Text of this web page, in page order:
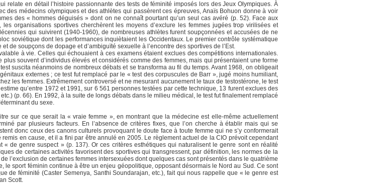
relate en détail l’histoire passionnante des tests de féminité imposés lors des Jeux Olympiques. À
des médecins olympiques et des athlètes qui passèrent ces épreuves, Anaïs Bohuon donne à voir
des « hommes déguisés » dont on ne connaît pourtant qu’un seul cas avéré (p. 52). Face aux
organisations sportives cherchèrent les moyens d’exclure les femmes jugées trop virilisées et
qui suivirent (1940-1960), de nombreuses athlètes furent soupçonnées et accusées de ne
soviétique dont les performances inquiètaient les Occidentaux. Le premier contrôle systématique
de soupçons de dopage et d’ambiguïté sexuelle à l’encontre des sportives de l’Est.
à vie. Celles qui échouaient à ces examens étaient exclues des compétitions internationales.
souvent d’individus élevés et considérés comme des femmes, mais qui présentaient une forme
suscita néanmoins de nombreux débats et se transforma au fil du temps. Avant 1968, on obligeait
externes ; ce test fut remplacé par le « test des corpuscules de Barr », jugé moins humiliant,
les femmes. Extrêmement controversé et ne mesurant aucunement le taux de testostérone, le test
qu’entre 1972 et 1991, sur 6 561 personnes testées par cette technique, 13 furent exclues des
(p. 66). En 1992, à la suite de longs débats dans le milieu médical, le test fut finalement remplacé
du sexe.
sur ce que serait la « vraie femme », en montrant que la médecine est elle-même actuellement
par plusieurs facteurs. En l’absence de critères fixes, que l’on cherche à établir mais qui se
donc ceux des canons culturels provoquant le doute face à toute femme qui ne s’y conformerait
en cause, et il a fini par être annulé en 2005. Le règlement actuel de la CIO prévoit cependant
de genre suspect » (p. 137). Or ces critères esthétiques qui naturalisent le genre sont en réalité
de certaines activités favorisent des sportives qui transgressent, par définition, les normes de la
l’exclusion de certaines femmes intersexuées dont quelques cas sont présentés dans le quatrième
le sport féminin continue à être un enjeu géopolitique, opposant désormais le Nord au Sud. Ce sont
de féminité (Caster Semenya, Santhi Soundarajan, etc.), fait qui nous rappelle que « le genre est
Scott.